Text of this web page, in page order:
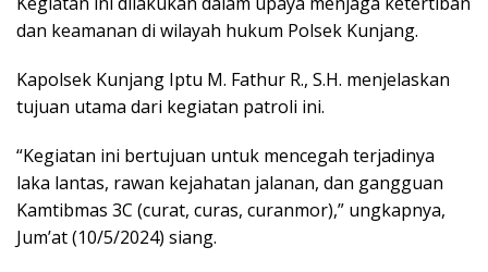
dan keamanan di wilayah hukum Polsek Kunjang.
Kapolsek Kunjang Iptu M. Fathur R., S.H. menjelaskan
tujuan utama dari kegiatan patroli ini.
“Kegiatan ini bertujuan untuk mencegah terjadinya
laka lantas, rawan kejahatan jalanan, dan gangguan
Kamtibmas 3C (curat, curas, curanmor),” ungkapnya,
Jum’at (10/5/2024) siang.